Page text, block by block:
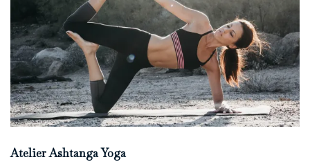
Atelier Ashtanga Yoga